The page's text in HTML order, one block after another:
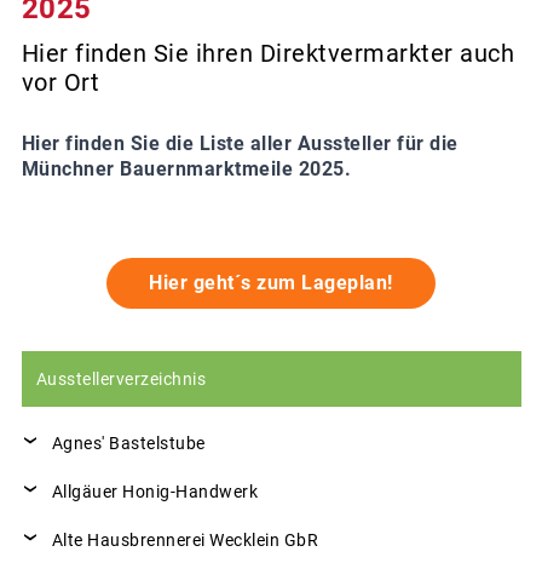
2025
Hier finden Sie ihren Direktvermarkter auch
vor Ort
Hier finden Sie die Liste aller Aussteller für die
Münchner Bauernmarktmeile 2025.
Hier geht´s zum Lageplan!
Ausstellerverzeichnis
Agnes' Bastelstube
Allgäuer Honig-Handwerk
Alte Hausbrennerei Wecklein GbR